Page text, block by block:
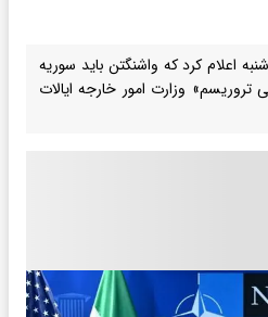
اعلام کرد که واشنگتن باید سوریه
وزارت امور خارجه ایالات